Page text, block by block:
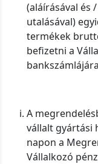
(aláírásával és
utalásával)
termékek
befizetni a
A
vállalt gyártási
napon a
Vállalkozó